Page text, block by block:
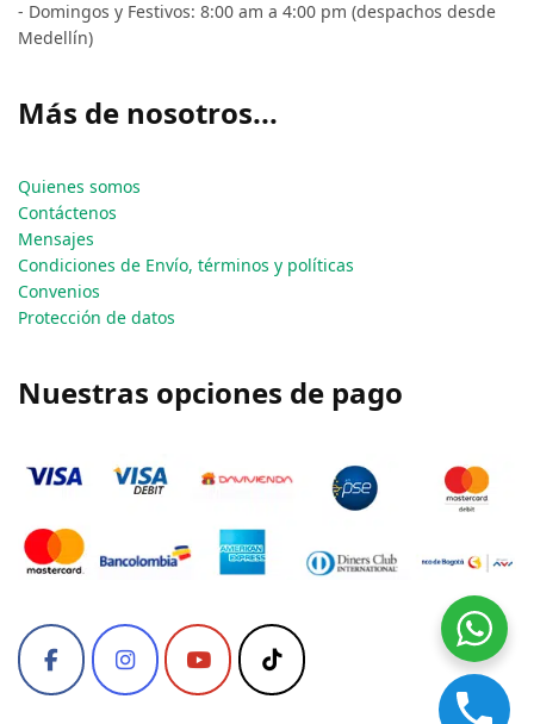
- Domingos y Festivos: 8:00 am a 4:00 pm (despachos desde
Medellín)
Más de nosotros...
Quienes somos
Contáctenos
Mensajes
Condiciones de Envío, términos y políticas
Convenios
Protección de datos
Nuestras opciones de pago